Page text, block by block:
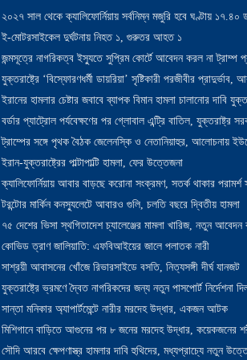
২০২৭ সাল থেকে ক্যালিফোর্নিয়ায় সর্বনিম্ন মজুরি হবে ঘণ্টায় ১৭.৪০
ই-মোটরসাইকেল দুর্ঘটনায় নিহত ১, গুরুতর আহত ১
জন্মসূত্রে নাগরিকত্ব ইস্যুতে সুপ্রিম কোর্টে আবেদন করল না ট্রাম্প
যুক্তরাষ্ট্রে ‘বিস্ফোরণধর্মী ডায়রিয়া’ সৃষ্টিকারী পরজীবীর
ইরানের হামলার চেষ্টার জবাবে ব্যাপক বিমান হামলা চালানোর দাবি
বর্ডার প্যাট্রোল পর্যবেক্ষণের পর গ্লোবাল এন্ট্রি বাতিল, যুক্তরাষ্ট্র
ট্রাম্পের সঙ্গে পৃথক বৈঠক জেলেনস্কি ও নেতানিয়াহুর, আলোচনায়
ইরান-যুক্তরাষ্ট্রের পাল্টাপাল্টি হামলা, ফের উত্তেজনা
ক্যালিফোর্নিয়ায় আবার বাড়ছে করোনা সংক্রমণ, সতর্ক থাকার পরামর্শ
টরন্টোর মার্কিন কনস্যুলেটে আবারও গুলি, চলতি বছরে দ্বিতীয় হামলা
৭৫ দেশের ভিসা স্থগিতাদেশ চ্যালেঞ্জের মামলা খারিজ, নতুন
কোভিড ত্রাণ জালিয়াতি: এফবিআইয়ের জালে পলাতক নারী
সাশ্রয়ী আবাসনের খোঁজে রিভারসাইডে বসতি, নিত্যসঙ্গী দীর্ঘ যানজট
যুক্তরাষ্ট্রে ভ্রমণে দ্বৈত নাগরিকদের জন্য নতুন পাসপোর্ট নির্দেশনা
সান্তা মনিকার অ্যাপার্টমেন্টে নারীর মরদেহ উদ্ধার, একজন আটক
মিশিগানে বাড়িতে আগুনের পর ৮ জনের মরদেহ উদ্ধার, কয়েকজনের
সৌদি আরবে ক্ষেপণাস্ত্র হামলার দাবি হুথিদের, মধ্যপ্রাচ্যে নতুন